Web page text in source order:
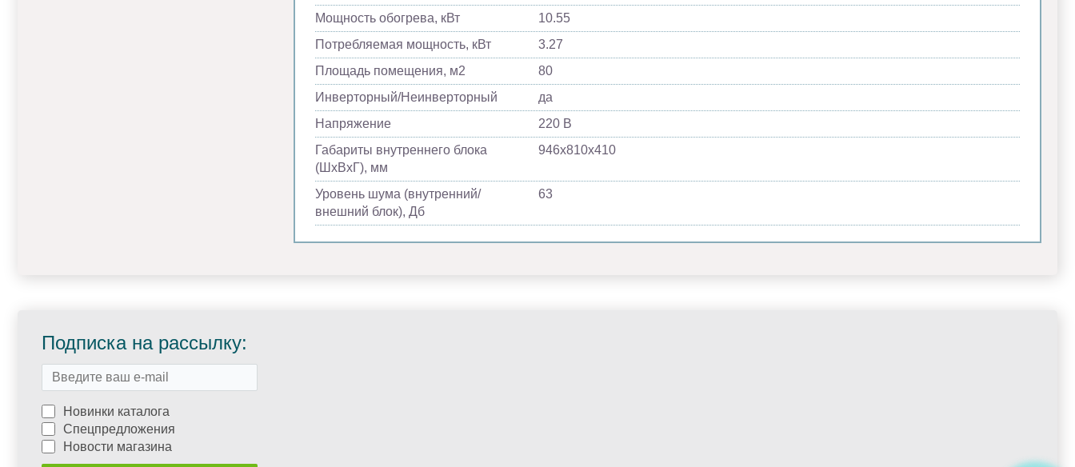
Мощность обогрева, кВт
10.55
Потребляемая мощность, кВт
3.27
Площадь помещения, м2
80
Инверторный/Неинверторный
да
Напряжение
220 В
Габариты внутреннего блока
(ШхВхГ), мм
946х810х410
Уровень шума (внутренний/
внешний блок), Дб
63
Подписка на рассылку:
Новинки каталога
Спецпредложения
Новости магазина